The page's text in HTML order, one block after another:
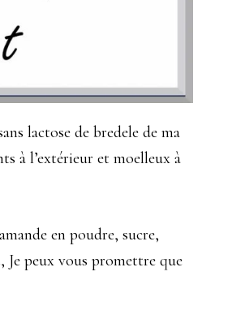
lactose de bredele de ma
à l’extérieur et moelleux à
en poudre, sucre,
peux vous promettre que